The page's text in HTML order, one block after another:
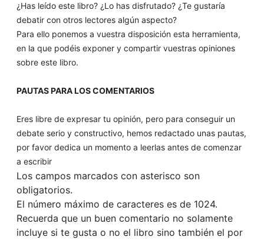
¿Has leído este libro? ¿Lo has disfrutado? ¿Te gustaría
debatir con otros lectores algún aspecto?
Para ello ponemos a vuestra disposición esta herramienta,
en la que podéis exponer y compartir vuestras opiniones
sobre este libro.
PAUTAS PARA LOS COMENTARIOS
Eres libre de expresar tu opinión, pero para conseguir un
debate serio y constructivo, hemos redactado unas pautas,
por favor dedica un momento a leerlas antes de comenzar
a escribir
Los campos marcados con asterisco son
obligatorios.
El número máximo de caracteres es de 1024.
Recuerda que un buen comentario no solamente
incluye si te gusta o no el libro sino también el por